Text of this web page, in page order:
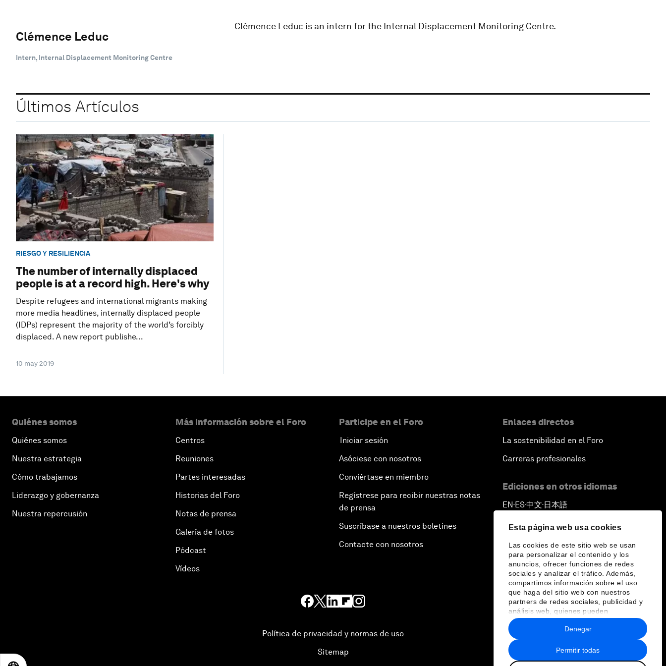
Esta página web usa cookies
Las cookies de este sitio web se usan
para personalizar el contenido y los
anuncios, ofrecer funciones de redes
sociales y analizar el tráfico. Además,
compartimos información sobre el uso
que haga del sitio web con nuestros
partners de redes sociales, publicidad y
análisis web, quienes pueden
combinarla con otra información que les
haya proporcionado o que hayan
recopilado a partir del uso que haya
hecho de sus servicios.
Permitir todas
Denegar
Clémence Leduc
Intern, Internal Displacement Monitoring Centre
Clémence Leduc is an intern for the Internal Displacement Monitoring Centre.
Últimos Artículos
RIESGO Y RESILIENCIA
The number of internally displaced
people is at a record high. Here's why
Despite refugees and international migrants making
more media headlines, internally displaced people
(IDPs) represent the majority of the world’s forcibly
displaced. A new report publishe...
10 may 2019
Quiénes somos
Quiénes somos
Nuestra estrategia
Cómo trabajamos
Liderazgo y gobernanza
Nuestra repercusión
Más información sobre el Foro
Centros
Reuniones
Partes interesadas
Historias del Foro
Notas de prensa
Galería de fotos
Pódcast
Vídeos
Participe en el Foro
Iniciar sesión
Asóciese con nosotros
Conviértase en miembro
Regístrese para recibir nuestras notas
de prensa
Suscríbase a nuestros boletines
Contacte con nosotros
Enlaces directos
La sostenibilidad en el Foro
Carreras profesionales
Ediciones en otros idiomas
EN ▪ ES▪中文▪ 日本語
Política de privacidad y normas de uso
Sitemap